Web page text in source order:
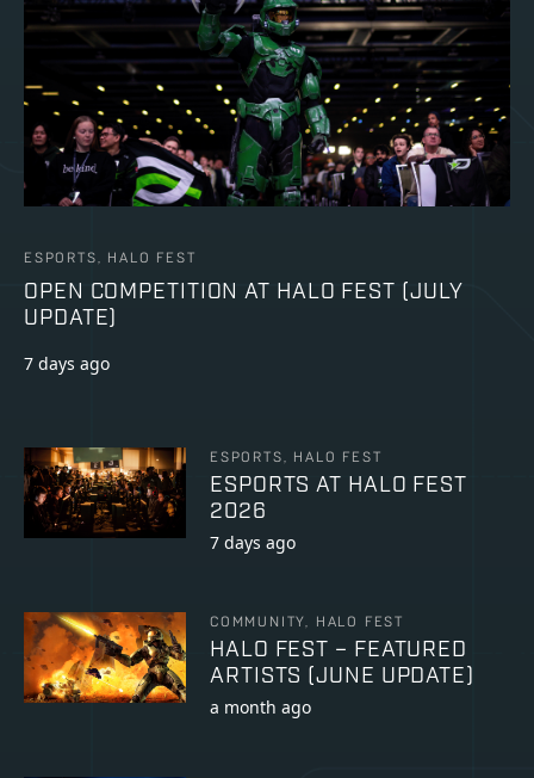
ESPORTS, HALO FEST
OPEN COMPETITION AT HALO FEST (JULY
UPDATE)
7 days ago
ESPORTS, HALO FEST
ESPORTS AT HALO FEST
2026
7 days ago
COMMUNITY, HALO FEST
HALO FEST – FEATURED
ARTISTS (JUNE UPDATE)
a month ago